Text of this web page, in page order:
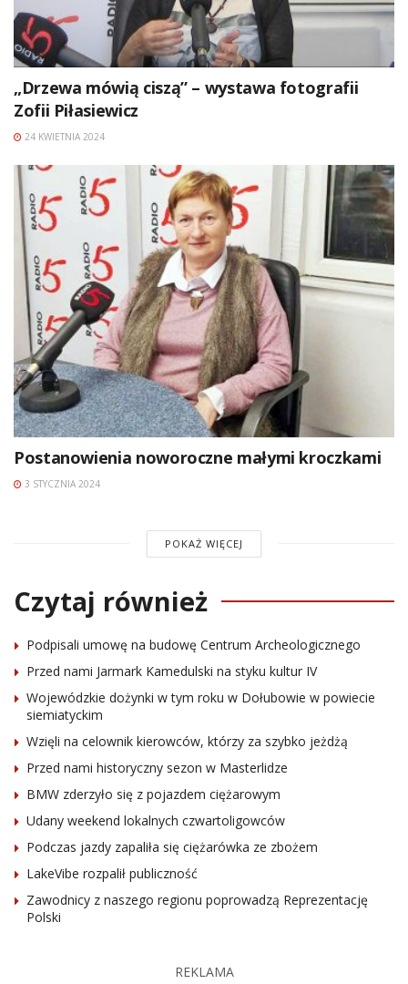
„Drzewa mówią ciszą” – wystawa fotografii
Zofii Piłasiewicz
24 KWIETNIA 2024
Postanowienia noworoczne małymi kroczkami
3 STYCZNIA 2024
POKAŻ WIĘCEJ
Czytaj również
Podpisali umowę na budowę Centrum Archeologicznego
Przed nami Jarmark Kamedulski na styku kultur IV
Wojewódzkie dożynki w tym roku w Dołubowie w powiecie
siemiatyckim
Wzięli na celownik kierowców, którzy za szybko jeżdżą
Przed nami historyczny sezon w Masterlidze
BMW zderzyło się z pojazdem ciężarowym
Udany weekend lokalnych czwartoligowców
Podczas jazdy zapaliła się ciężarówka ze zbożem
LakeVibe rozpalił publiczność
Zawodnicy z naszego regionu poprowadzą Reprezentację
Polski
REKLAMA